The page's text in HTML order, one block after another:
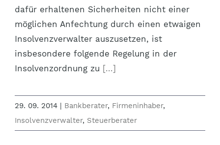
dafür erhaltenen Sicherheiten nicht einer
möglichen Anfechtung durch einen etwaigen
Insolvenzverwalter auszusetzen, ist
insbesondere folgende Regelung in der
Insolvenzordnung zu [...]
29. 09. 2014 | Bankberater, Firmeninhaber,
Insolvenzverwalter, Steuerberater